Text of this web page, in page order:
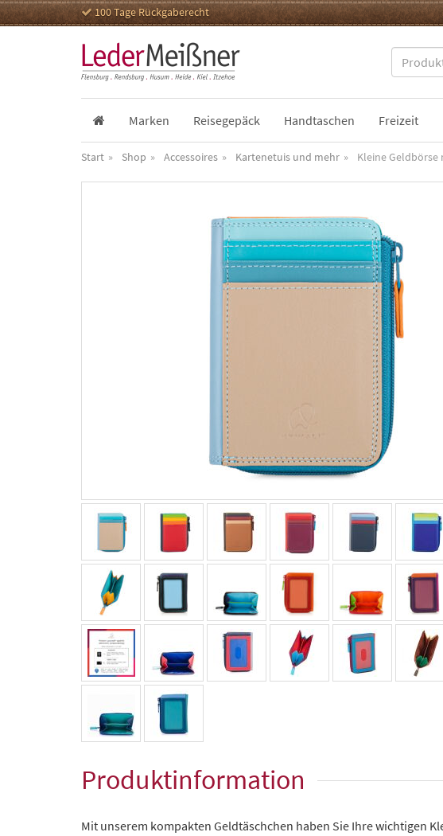
100 Tage Rückgaberecht
Marken Reisegepäck Handtaschen Freizeit
Start Shop Accessoires Kartenetuis und mehr Kleine Geldbörse
Produktinformation
Mit unserem kompakten Geldtäschchen haben Sie Ihre wichtigen